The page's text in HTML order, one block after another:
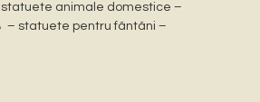
statuete animale domestice –
– statuete pentru fântâni –